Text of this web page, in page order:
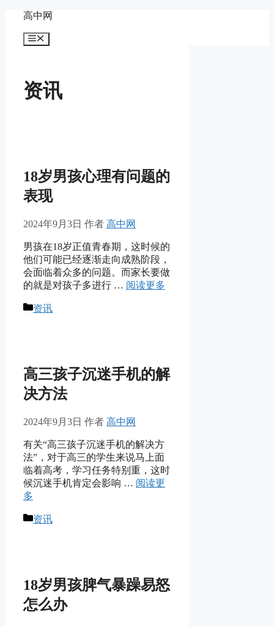
高中网
菜
资讯
18岁男孩心理有问题的
表现
2024年9月3日 作者 高中网
男孩在18岁正值青春期，这时候的
他们可能已经逐渐走向成熟阶段，
会面临着众多的问题。而家长要做
的就是对孩子多进行 … 阅读更多
分
资讯
高三孩子沉迷手机的解
决方法
2024年9月3日 作者 高中网
有关“高三孩子沉迷手机的解决方
法”，对于高三的学生来说马上面
临着高考，学习任务特别重，这时
候沉迷手机肯定会影响 … 阅读更
多
分
资讯
18岁男孩脾气暴躁易怒
怎么办